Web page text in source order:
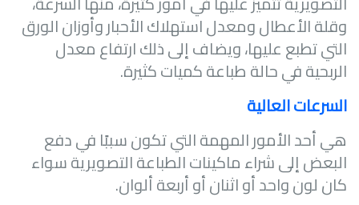
وقلة الأعطال ومعدل استهلاك الأحبار وأوزان الورق
التي تطبع عليها، ويضاف إلى ذلك ارتفاع معدل
الربحية في حالة طباعة كميات كثيرة.
السرعات العالية
هي أحد الأمور المهمة التي تكون سببًا في دفع
البعض إلى شراء ماكينات الطباعة التصويرية سواء
كان لون واحد أو اثنان أو أربعة ألوان.